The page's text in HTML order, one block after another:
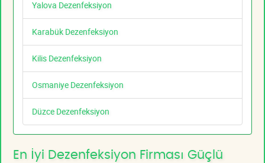
Yalova Dezenfeksiyon
Karabük Dezenfeksiyon
Kilis Dezenfeksiyon
Osmaniye Dezenfeksiyon
Düzce Dezenfeksiyon
En İyi Dezenfeksiyon Firması Güçlü